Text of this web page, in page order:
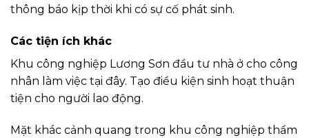
thông báo kịp thời khi có sự cố phát sinh.
Các tiện ích khác
Khu công nghiệp Lương Sơn đầu tư nhà ở cho công
nhân làm việc tại đây. Tạo điều kiện sinh hoạt thuận
tiện cho người lao động.
Mặt khác cảnh quang trong khu công nghiệp thẩm